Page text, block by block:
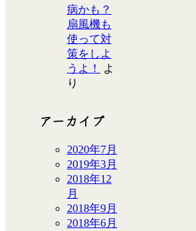
病かも？
扇風機も
使って対
策をしよ
うよ！
よ
り
アーカイブ
2020年7月
2019年3月
2018年12
月
2018年9月
2018年6月